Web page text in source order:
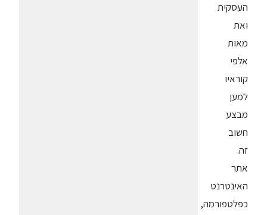
העסקית
ואת
מאות
אלפי
קוראיו
למען
מבצע
חשוב
זה.
אתר
האינטרנט
כפלטפורמה,